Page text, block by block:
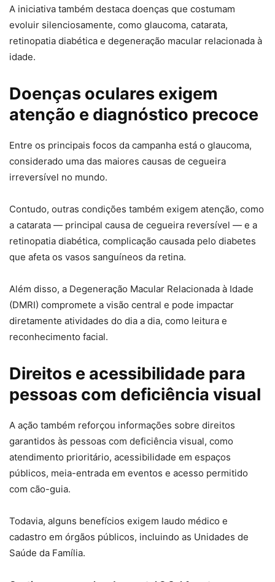
A iniciativa também destaca doenças que costumam
evoluir silenciosamente, como glaucoma, catarata,
retinopatia diabética e degeneração macular relacionada à
idade.
Doenças oculares exigem
atenção e diagnóstico precoce
Entre os principais focos da campanha está o glaucoma,
considerado uma das maiores causas de cegueira
irreversível no mundo.
Contudo, outras condições também exigem atenção, como
a catarata — principal causa de cegueira reversível — e a
retinopatia diabética, complicação causada pelo diabetes
que afeta os vasos sanguíneos da retina.
Além disso, a Degeneração Macular Relacionada à Idade
(DMRI) compromete a visão central e pode impactar
diretamente atividades do dia a dia, como leitura e
reconhecimento facial.
Direitos e acessibilidade para
pessoas com deficiência visual
A ação também reforçou informações sobre direitos
garantidos às pessoas com deficiência visual, como
atendimento prioritário, acessibilidade em espaços
públicos, meia-entrada em eventos e acesso permitido
com cão-guia.
Todavia, alguns benefícios exigem laudo médico e
cadastro em órgãos públicos, incluindo as Unidades de
Saúde da Família.